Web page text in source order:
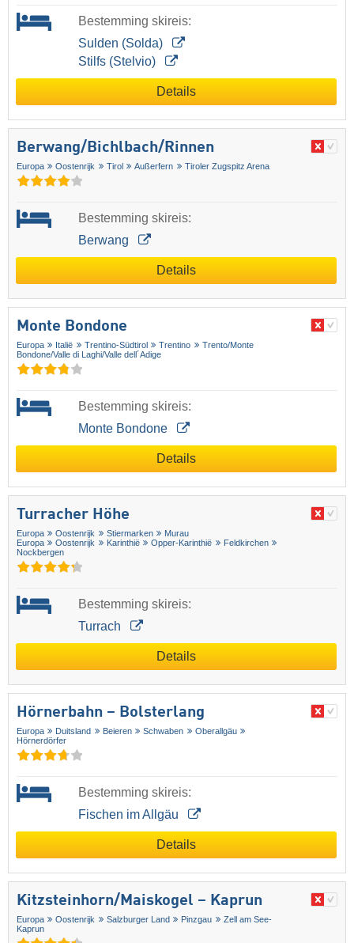
Bestemming skireis:
Sulden (Solda)
Stilfs (Stelvio)
Details
Berwang/​Bichlbach/​Rinnen
Europa Oostenrijk Tirol Außerfern Tiroler Zugspitz Arena
Bestemming skireis:
Berwang
Details
Monte Bondone
Europa Italië Trentino-Südtirol Trentino
Trento/​Monte
Bondone/​Valle di Laghi/​Valle dell´Adige
Bestemming skireis:
Monte Bondone
Details
Turracher Höhe
Europa Oostenrijk Stiermarken
Murau
Europa
Oostenrijk Karinthië Opper-Karinthië
Feldkirchen
Nockbergen
Bestemming skireis:
Turrach
Details
Hörnerbahn – Bolsterlang
Europa Duitsland Beieren Schwaben
Oberallgäu
Hörnerdörfer
Bestemming skireis:
Fischen im Allgäu
Details
Kitzsteinhorn/​Maiskogel – Kaprun
Europa Oostenrijk Salzburger Land Pinzgau
Zell am See-
Kaprun